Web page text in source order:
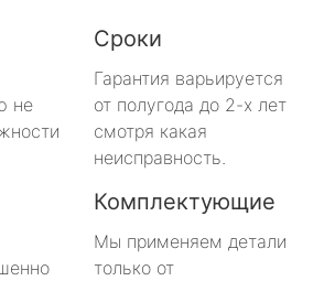
не
Сроки
Гарантия варьируется
от полугода до 2-х лет
смотря какая
неисправность.
Комплектующие
Мы применяем детали
только от